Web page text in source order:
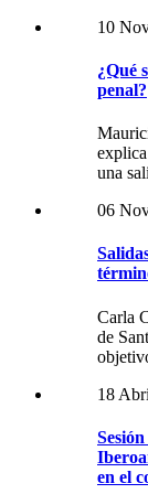
10
¿Qué
penal?
una
06
Carla
de
18
en el